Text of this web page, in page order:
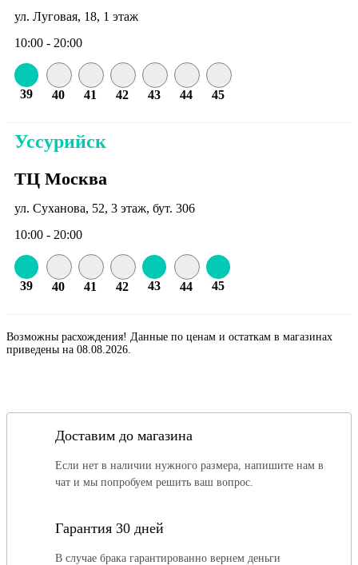
ул. Луговая, 18, 1 этаж
10:00 - 20:00
39 40 41 42 43 44 45
Уссурийск
ТЦ Москва
ул. Суханова, 52, 3 этаж, бут. 306
10:00 - 20:00
39 40 41 42 43 44 45
Возможны расхождения! Данные по ценам и остаткам в магазинах
приведены на 08.08.2026.
Доставим до магазина
Если нет в наличии нужного размера, напишите нам в
чат и мы попробуем решить ваш вопрос.
Гарантия 30 дней
В случае брака гарантированно вернем деньги